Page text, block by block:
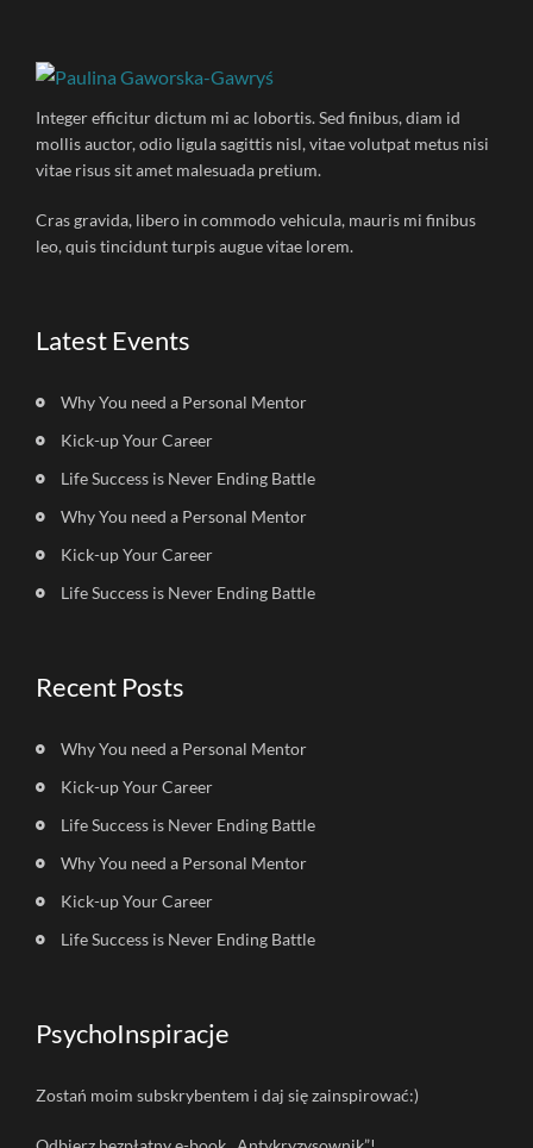
Integer efficitur dictum mi ac lobortis. Sed finibus, diam id
mollis auctor, odio ligula sagittis nisl, vitae volutpat metus nisi
vitae risus sit amet malesuada pretium.
Cras gravida, libero in commodo vehicula, mauris mi finibus
leo, quis tincidunt turpis augue vitae lorem.
Latest Events
Why You need a Personal Mentor
Kick-up Your Career
Life Success is Never Ending Battle
Why You need a Personal Mentor
Kick-up Your Career
Life Success is Never Ending Battle
Recent Posts
Why You need a Personal Mentor
Kick-up Your Career
Life Success is Never Ending Battle
Why You need a Personal Mentor
Kick-up Your Career
Life Success is Never Ending Battle
PsychoInspiracje
Zostań moim subskrybentem i daj się zainspirować:)